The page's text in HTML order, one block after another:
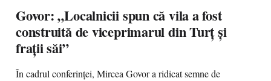
Govor: „Localnicii spun că vila a fost
construită de viceprimarul din Turț și
frații săi”
În cadrul conferinței, Mircea Govor a ridicat semne de